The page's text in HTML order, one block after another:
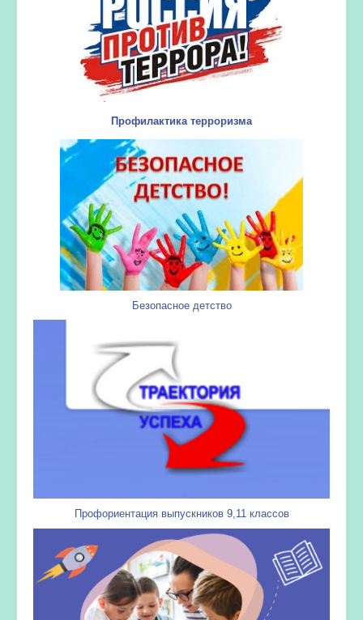
Профилактика терроризма
Безопасное детство
Профориентация выпускников 9,11 классов